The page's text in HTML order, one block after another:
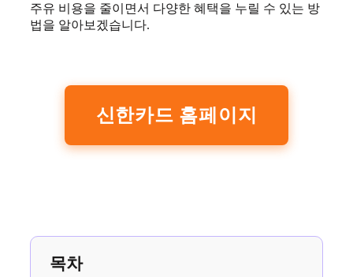
주유 비용을 줄이면서 다양한 혜택을 누릴 수 있는 방
법을 알아보겠습니다.
신한카드 홈페이지
목차